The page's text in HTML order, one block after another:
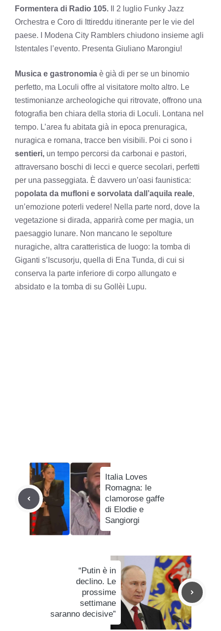
Formentera di Radio 105. Il 2 luglio Funky Jazz
Orchestra e Coro di Ittireddu itinerante per le vie del
paese. I Modena City Ramblers chiudono insieme agli
Istentales l’evento. Presenta Giuliano Marongiu!
Musica e gastronomia è già di per se un binomio
perfetto, ma Loculi offre al visitatore molto altro. Le
testimonianze archeologiche qui ritrovate, offrono una
fotografia ben chiara della storia di Loculi. Lontana nel
tempo. L’area fu abitata già in epoca prenuragica,
nuragica e romana, tracce ben visibili. Poi ci sono i
sentieri, un tempo percorsi da carbonai e pastori,
attraversano boschi di lecci e querce secolari, perfetti
per una passeggiata. È davvero un’oasi faunistica:
popolata da mufloni e sorvolata dall’aquila reale,
un’emozione poterli vedere! Nella parte nord, dove la
vegetazione si dirada, apparirà come per magia, un
paesaggio lunare. Non mancano le sepolture
nuragiche, altra caratteristica de luogo: la tomba di
Giganti s’Iscusorju, quella di Ena Tunda, di cui si
conserva la parte inferiore di corpo allungato e
absidato e la tomba di su Gollèi Lupu.
Italia Loves
Romagna: le
clamorose gaffe
di Elodie e
Sangiorgi
“Putin è in
declino. Le
prossime
settimane
saranno decisive”